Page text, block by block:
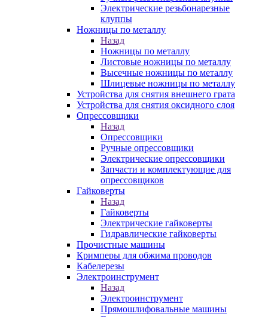
Электрические резьбонарезные
клуппы
Ножницы по металлу
Назад
Ножницы по металлу
Листовые ножницы по металлу
Высечные ножницы по металлу
Шлицевые ножницы по металлу
Устройства для снятия внешнего грата
Устройства для снятия оксидного слоя
Опрессовщики
Назад
Опрессовщики
Ручные опрессовщики
Электрические опрессовщики
Запчасти и комплектующие для
опрессовщиков
Гайковерты
Назад
Гайковерты
Электрические гайковерты
Гидравлические гайковерты
Прочистные машины
Кримперы для обжима проводов
Кабелерезы
Электроинструмент
Назад
Электроинструмент
Прямошлифовальные машины